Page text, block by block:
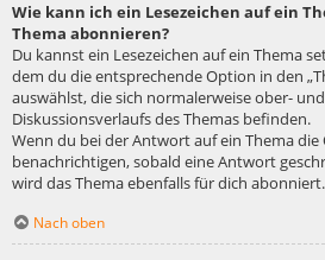
Wie kann ich ein Lesezeichen auf ein
Thema abonnieren?
Du kannst ein Lesezeichen auf ein Thema
dem du die entsprechende Option in den
auswählst, die sich normalerweise ober-
Diskussionsverlaufs des Themas befinden.
Wenn du bei der Antwort auf ein Thema die
benachrichtigen, sobald eine Antwort
wird das Thema ebenfalls für dich abonniert.
Nach oben